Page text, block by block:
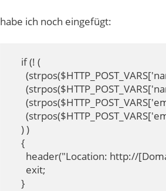
habe ich noch eingefügt:
if (! (
) )
{
header("Location: http://
exit;
}